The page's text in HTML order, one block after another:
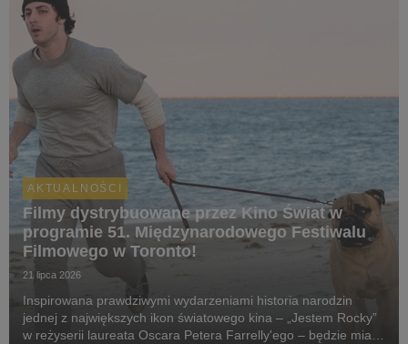
AKTUALNOŚCI
Filmy dystrybuowane przez Kino Świat w
programie 51. Międzynarodowego Festiwalu
Filmowego w Toronto!
21 lipca 2026
Inspirowana prawdziwymi wydarzeniami historia narodzin
jednej z największych ikon światowego kina – „Jestem Rocky”
w reżyserii laureata Oscara Petera Farrelly'ego – będzie miała